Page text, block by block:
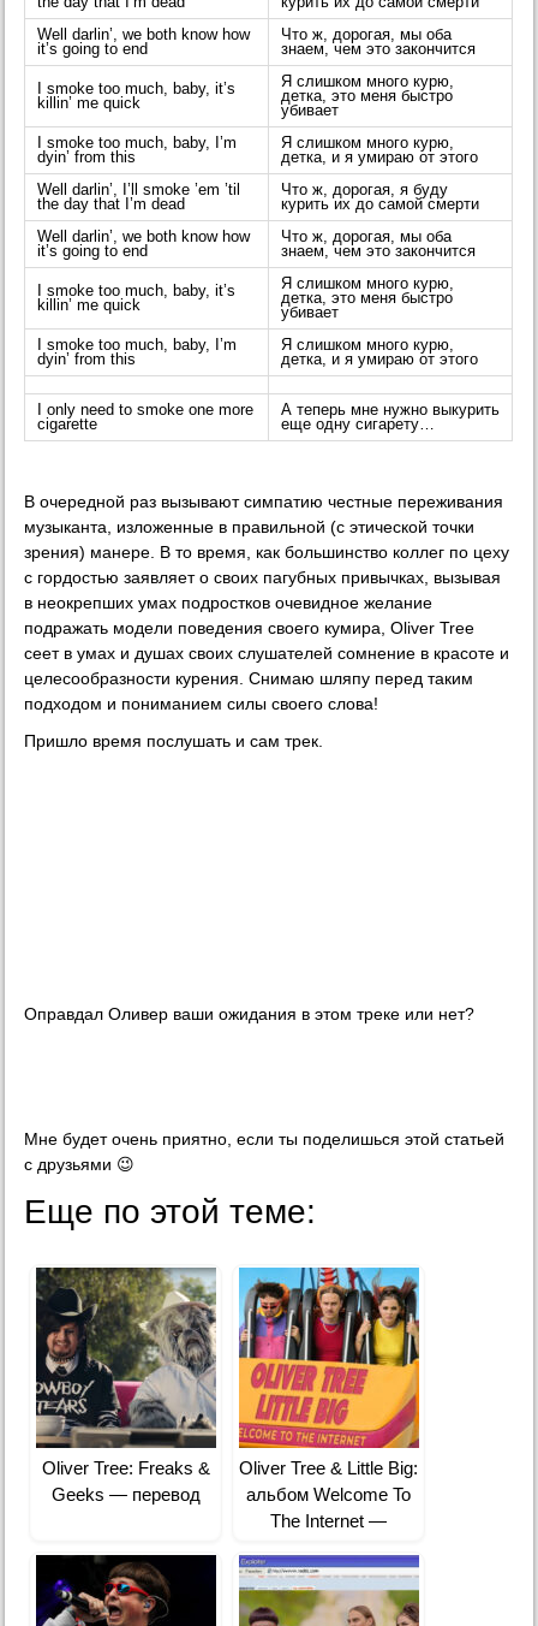
Well darlin’, we both know how
it’s going to end
Что ж, дорогая, мы оба
знаем, чем это закончится
I smoke too much, baby, it’s
killin’ me quick
Я слишком много курю,
детка, это меня быстро
убивает
I smoke too much, baby, I’m
dyin’ from this
Я слишком много курю,
детка, и я умираю от этого
Well darlin’, I’ll smoke ’em ’til
the day that I’m dead
Что ж, дорогая, я буду
курить их до самой смерти
Well darlin’, we both know how
it’s going to end
Что ж, дорогая, мы оба
знаем, чем это закончится
I smoke too much, baby, it’s
killin’ me quick
Я слишком много курю,
детка, это меня быстро
убивает
I smoke too much, baby, I’m
dyin’ from this
Я слишком много курю,
детка, и я умираю от этого
I only need to smoke one more
cigarette
А теперь мне нужно выкурить
еще одну сигарету…
В очередной раз вызывают симпатию честные переживания
музыканта, изложенные в правильной (с этической точки
зрения) манере. В то время, как большинство коллег по цеху
с гордостью заявляет о своих пагубных привычках, вызывая
в неокрепших умах подростков очевидное желание
подражать модели поведения своего кумира, Oliver Tree
сеет в умах и душах своих слушателей сомнение в красоте и
целесообразности курения. Снимаю шляпу перед таким
подходом и пониманием силы своего слова!
Пришло время послушать и сам трек.
Оправдал Оливер ваши ожидания в этом треке или нет?
Мне будет очень приятно, если ты поделишься этой статьей
с друзьями 😉
Еще по этой теме:
Oliver Tree: Freaks &
Geeks — перевод
Oliver Tree & Little Big:
альбом Welcome To
The Internet —